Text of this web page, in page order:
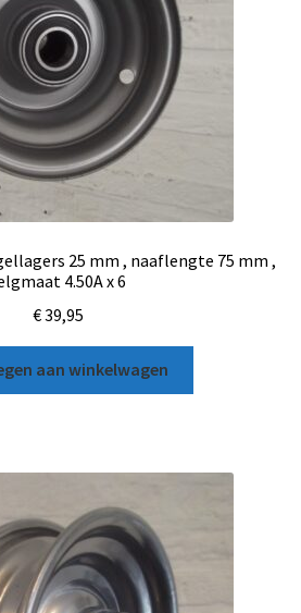
25 mm , naaflengte 75 mm ,
4.50A x 6
€39,95
aan winkelwagen